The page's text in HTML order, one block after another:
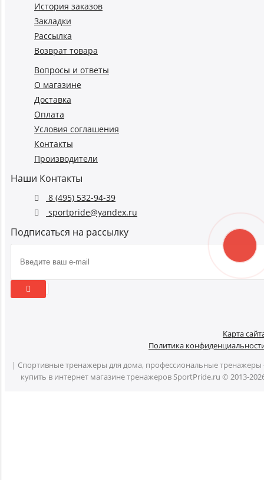
История заказов
Закладки
Рассылка
Возврат товара
Вопросы и ответы
О магазине
Доставка
Оплата
Условия соглашения
Контакты
Производители
Наши Контакты
8 (495) 532-94-39
sportpride@yandex.ru
Подписаться на рассылку
Карта
Политика
| Спортивные тренажеры для дома, профессиональные тренажеры
купить в интернет магазине тренажеров SportPride.ru © 2013-